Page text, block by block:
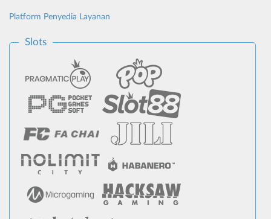
Platform Penyedia Layanan
Slots